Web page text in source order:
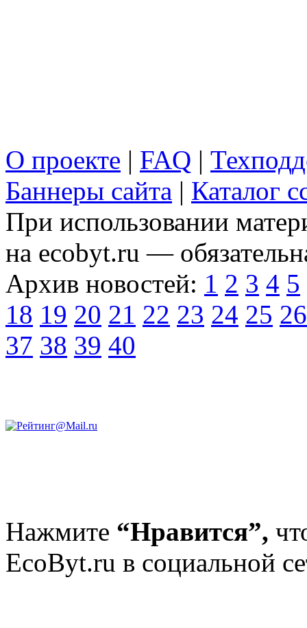
О проекте | FAQ |
Баннеры сайта | Каталог
При использовании
на ecobyt.ru —
Архив новостей: 1 2 3 4 5
18 19 20 21 22 23 24 25 26
37 38 39 40
Нажмите “Нравится”,
EcoByt.ru в социальной